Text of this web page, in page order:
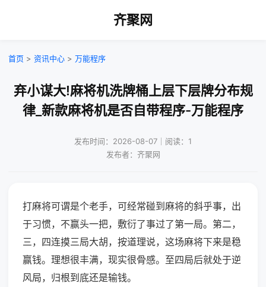
齐聚网
首页 > 资讯中心 > 万能程序
弃小谋大!麻将机洗牌桶上层下层牌分布规
律_新款麻将机是否自带程序-万能程序
发布时间：2026-08-07｜阅读：1
发布者：齐聚网
打麻将可谓是个老手，可经常碰到麻将的斜乎事，出
于习惯，不赢头一把，敷衍了事过了第一局。第二，
三，四连摸三局大胡，按道理说，这场麻将下来是稳
赢钱。理想很丰满，现实很骨感。至四局后就处于逆
风局，归根到底还是输钱。